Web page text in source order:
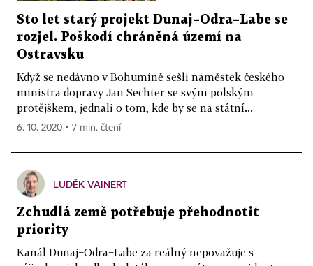
Sto let starý projekt Dunaj–Odra–Labe se
rozjel. Poškodí chráněná území na
Ostravsku
Když se nedávno v Bohumíně sešli náměstek českého
ministra dopravy Jan Sechter se svým polským
protějškem, jednali o tom, kde by se na státní...
6. 10. 2020 ▪ 7 min. čtení
LUDĚK VAINERT
Zchudlá země potřebuje přehodnotit
priority
Kanál Dunaj−Odra−Labe za reálný nepovažuje s